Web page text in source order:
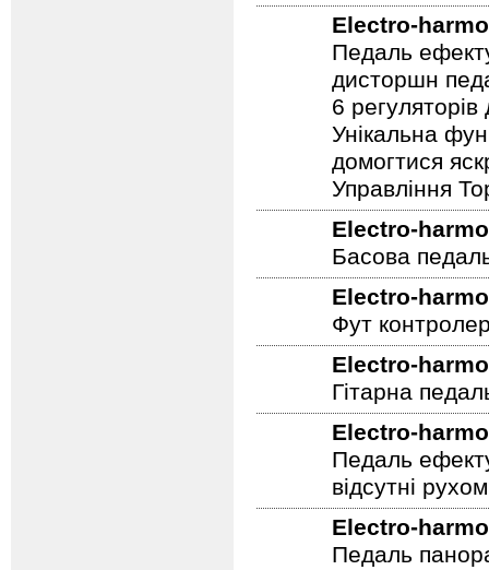
Electro-
Педаль
дисторшн
6
Унікальна
домогтися
Управління
Electro-
Басова
Electro-
Фут
Electro-
Гітарна
Electro-
Педаль
відсутні
Electro-
Педаль